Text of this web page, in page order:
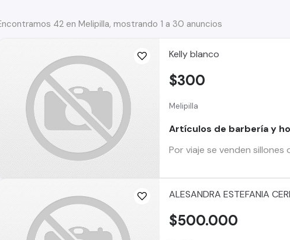
42 en Melipilla, mostrando 1 a 30 anuncios
Kelly blanco
Melipilla
Artículos de barbería y
Por viaje se venden
$300
ALESANDRA ESTEFANIA
$500.000